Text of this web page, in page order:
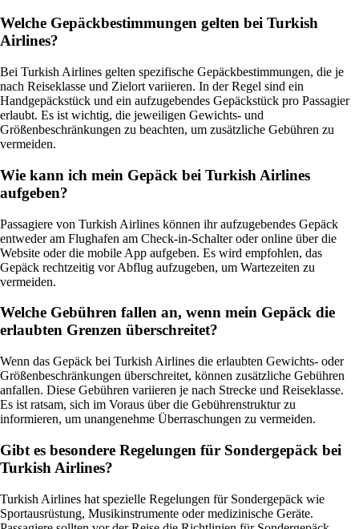
Welche Gepäckbestimmungen gelten bei Turkish
Airlines?
Bei Turkish Airlines gelten spezifische Gepäckbestimmungen, die je
nach Reiseklasse und Zielort variieren. In der Regel sind ein
Handgepäckstück und ein aufzugebendes Gepäckstück pro Passagier
erlaubt. Es ist wichtig, die jeweiligen Gewichts- und
Größenbeschränkungen zu beachten, um zusätzliche Gebühren zu
vermeiden.
Wie kann ich mein Gepäck bei Turkish Airlines
aufgeben?
Passagiere von Turkish Airlines können ihr aufzugebendes Gepäck
entweder am Flughafen am Check-in-Schalter oder online über die
Website oder die mobile App aufgeben. Es wird empfohlen, das
Gepäck rechtzeitig vor Abflug aufzugeben, um Wartezeiten zu
vermeiden.
Welche Gebühren fallen an, wenn mein Gepäck die
erlaubten Grenzen überschreitet?
Wenn das Gepäck bei Turkish Airlines die erlaubten Gewichts- oder
Größenbeschränkungen überschreitet, können zusätzliche Gebühren
anfallen. Diese Gebühren variieren je nach Strecke und Reiseklasse.
Es ist ratsam, sich im Voraus über die Gebührenstruktur zu
informieren, um unangenehme Überraschungen zu vermeiden.
Gibt es besondere Regelungen für Sondergepäck bei
Turkish Airlines?
Turkish Airlines hat spezielle Regelungen für Sondergepäck wie
Sportausrüstung, Musikinstrumente oder medizinische Geräte.